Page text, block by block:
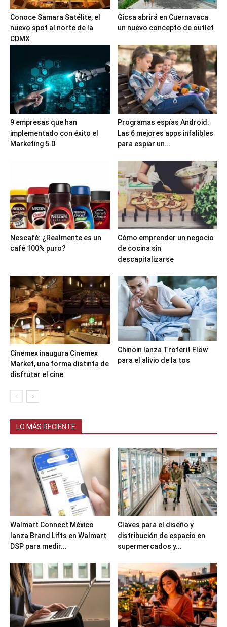
Conoce Samara Satélite, el
nuevo spot al norte de la
CDMX
Gicsa abrirá en Cuernavaca
un nuevo concepto de outlet
9 empresas que han
implementado con éxito el
Marketing 5.0
Programas espías Android:
Las 6 mejores apps infalibles
para espiar un...
Nescafé: ¿Realmente es un
café 100% puro?
Cómo emprender un negocio
de cocina sin
descapitalizarse
Cinemex inaugura Cinemex
Market, una forma distinta de
disfrutar el cine
Chinoin lanza Troferit Flow
para el alivio de la tos
LO MÁS RECIENTE
Walmart Connect México
lanza Brand Lifts en Walmart
DSP para medir...
Claves para el diseño y
distribución de espacio en
supermercados y...